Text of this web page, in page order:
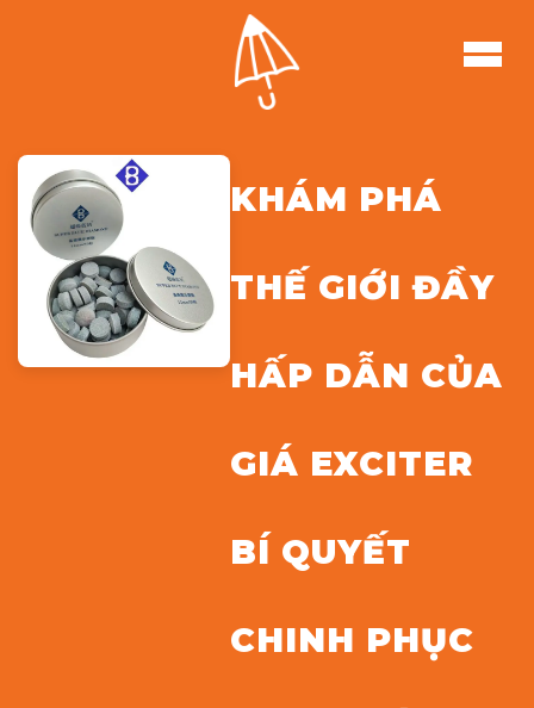
KHÁM PHÁ
THẾ GIỚI ĐẦY
HẤP DẪN CỦA
GIÁ EXCITER
BÍ QUYẾT
CHINH PHỤC